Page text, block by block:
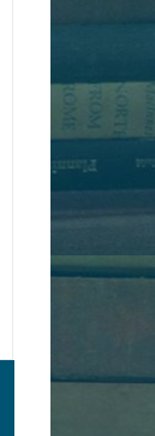
Etats-Unis du
Etat d'Alagoas -
90,00 €